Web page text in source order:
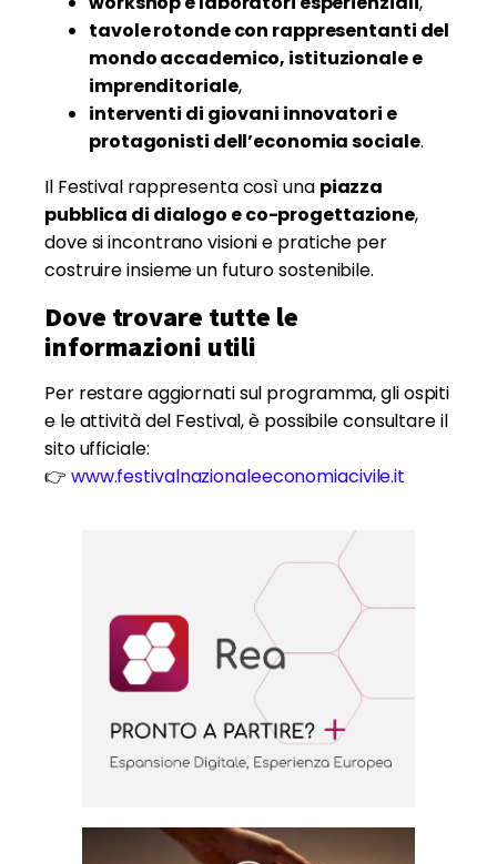
tavole rotonde con rappresentanti del
mondo accademico, istituzionale e
imprenditoriale,
interventi di giovani innovatori e
protagonisti dell’economia sociale.
Il Festival rappresenta così una piazza
pubblica di dialogo e co-progettazione,
dove si incontrano visioni e pratiche per
costruire insieme un futuro sostenibile.
Dove trovare tutte le
informazioni utili
Per restare aggiornati sul programma, gli ospiti
e le attività del Festival, è possibile consultare il
sito ufficiale:
👉 www.festivalnazionaleeconomiacivile.it